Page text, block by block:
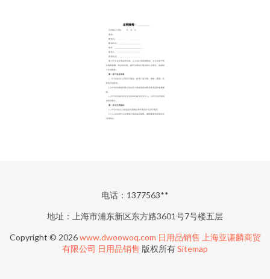
电话：1377563**
地址：上海市浦东新区东方路3601号7号楼五层
Copyright © 2026www.dwoowoq.com 日用品销售
上海亚谦麟商贸
有限公司 日用品销售 版权所有Sitemap